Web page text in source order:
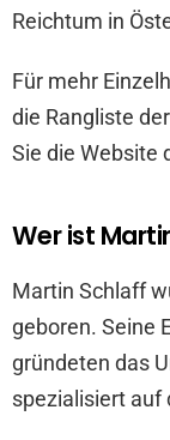
Reichtum in
Für mehr
die Rangliste
Sie die Website
Wer ist
Martin Schlaff
geboren. Seine
gründeten das
spezialisiert auf